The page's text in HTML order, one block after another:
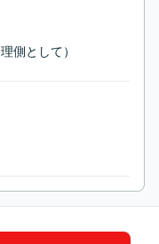
側として）